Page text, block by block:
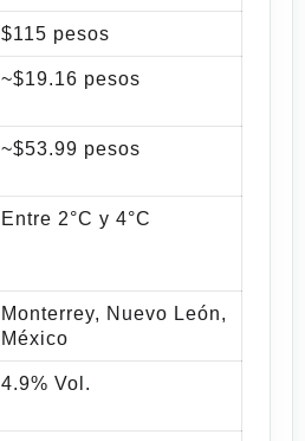
$115 pesos
~$19.16 pesos
~$53.99 pesos
Entre 2°C y 4°C
Monterrey, Nuevo León,
México
4.9% Vol.